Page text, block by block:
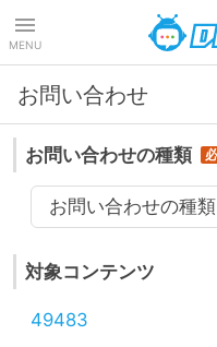
MENU
お問い合わせ
お問い合わせの種類
お問い合わせの種類
対象コンテンツ
49483